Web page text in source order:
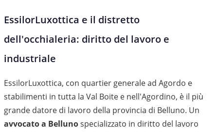
EssilorLuxottica e il distretto
dell'occhialeria: diritto del lavoro e
industriale
EssilorLuxottica, con quartier generale ad Agordo e
stabilimenti in tutta la Val Boite e nell'Agordino, è il più
grande datore di lavoro della provincia di Belluno. Un
avvocato a Bellunospecializzato in diritto del lavoro